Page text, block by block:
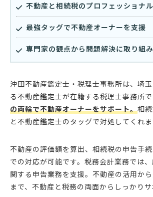
不動産と相続税のプロフェッショナ
最強タッグで不動産オーナーを支援
専門家の観点から問題解決に取り組み
沖田不動産鑑定士・税理士事務所は、埼
る不動産鑑定士が在籍する税理士事務所で
の両輪で不動産オーナーをサポート。相
と不動産鑑定士のタッグで対処してくれま
不動産の評価額を算出、相続税の申告手
での対応が可能です。税務会計業務では
関する申告業務を支援。不動産の活用か
まで、不動産と税務の両面からしっかりサ